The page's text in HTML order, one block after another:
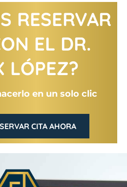
RESERVAR
EL DR.
LÓPEZ?
en un solo clic
CITA AHORA